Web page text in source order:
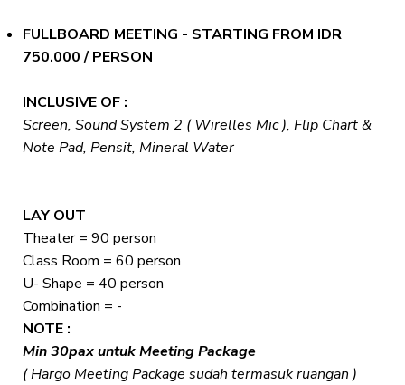
FULLBOARD MEETING - STARTING FROM IDR
750.000 / PERSON
INCLUSIVE OF :
Screen, Sound System 2 ( Wirelles Mic ), Flip Chart &
Note Pad, Pensit, Mineral Water
LAY OUT
Theater = 90 person
Class Room = 60 person
U- Shape = 40 person
Combination = -
NOTE :
Min 30pax untuk Meeting Package
( Hargo Meeting Package sudah termasuk ruangan )